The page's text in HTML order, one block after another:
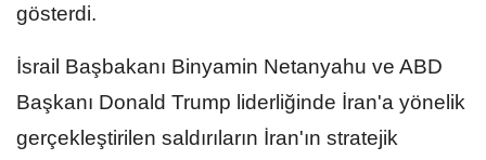
gösterdi.
İsrail Başbakanı Binyamin Netanyahu ve ABD
Başkanı Donald Trump liderliğinde İran'a yönelik
gerçekleştirilen saldırıların İran'ın stratejik